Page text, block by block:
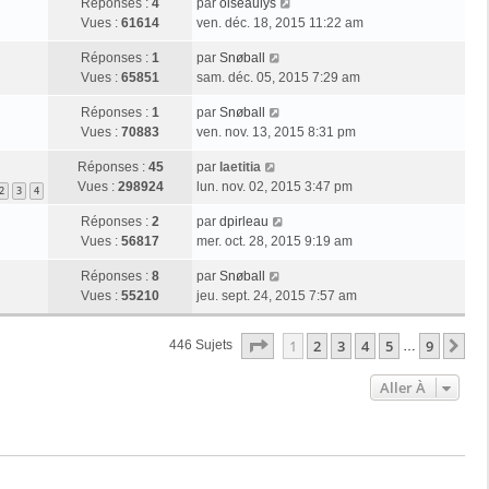
Réponses : 4
Vues : 61614
par oiseaulys
ven. déc. 18, 2015 11:22 am
Réponses : 1
Vues : 65851
par Snøball
sam. déc. 05, 2015 7:29 am
Réponses : 1
Vues : 70883
par Snøball
ven. nov. 13, 2015 8:31 pm
2 3 4
Réponses : 45
Vues : 298924
par laetitia
lun. nov. 02, 2015 3:47 pm
Réponses : 2
Vues : 56817
par dpirleau
mer. oct. 28, 2015 9:19 am
Réponses : 8
Vues : 55210
par Snøball
jeu. sept. 24, 2015 7:57 am
446 Sujets Page Sur9
1 2 3 4 5 … 9
Aller À